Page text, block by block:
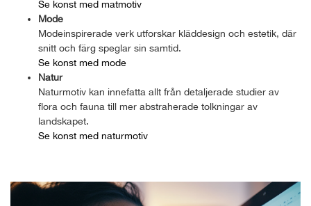
Se konst med matmotiv
Mode
Modeinspirerade verk utforskar kläddesign och estetik, där
snitt och färg speglar sin samtid.
Se konst med mode
Natur
Naturmotiv kan innefatta allt från detaljerade studier av
flora och fauna till mer abstraherade tolkningar av
landskapet.
Se konst med naturmotiv